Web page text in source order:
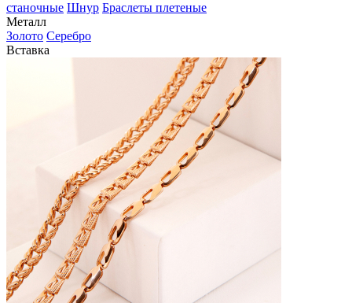
станочные Шнур Браслеты плетеные
Металл
Золото Серебро
Вставка